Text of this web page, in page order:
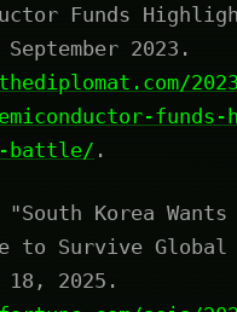
Funds
2023.
battle/ .
Korea Wants
to Survive
18, 2025.